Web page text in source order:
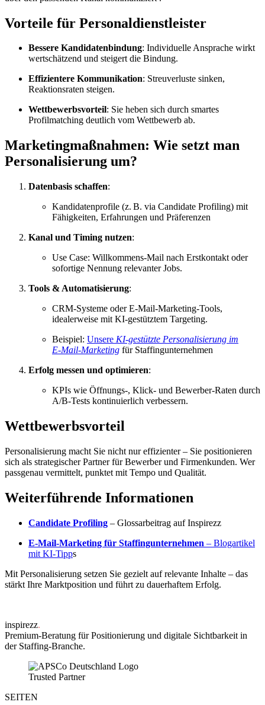
Vorteile für Personaldienstleister
Bessere Kandidatenbindung: Individuelle Ansprache wirkt
wertschätzend und steigert die Bindung.
Effizientere Kommunikation: Streuverluste sinken,
Reaktionsraten steigen.
Wettbewerbsvorteil: Sie heben sich durch smartes
Profilmatching deutlich vom Wettbewerb ab.
Marketingmaßnahmen: Wie setzt man
Personalisierung um?
Datenbasis schaffen:
Kandidaten­profile (z. B. via Candidate Profiling) mit
Fähigkeiten, Erfahrungen und Präferenzen
Kanal und Timing nutzen:
Use Case: Willkommens-Mail nach Erstkontakt oder
sofortige Nennung relevanter Jobs.
Tools & Automatisierung:
CRM‑Systeme oder E‑Mail‑Marketing‑Tools,
idealerweise mit KI‑gestütztem Targeting.
Beispiel: Unsere KI‑gestützte Personalisierung im
E‑Mail‑Marketing für Staffingunternehmen
Erfolg messen und optimieren:
KPIs wie Öffnungs-, Klick- und Bewerber-Raten durch
A/B‑Tests kontinuierlich verbessern.
Wettbewerbsvorteil
Personalisierung macht Sie nicht nur effizienter – Sie positionieren
sich als strategischer Partner für Bewerber und Firmenkunden. Wer
passgenau vermittelt, punktet mit Tempo und Qualität.
Weiterführende Informationen
Candidate Profiling – Glossarbeitrag auf Inspirezz
E‑Mail‑Marketing für Staffingunternehmen – Blogartikel
mit KI‑Tipps
Mit Personalisierung setzen Sie gezielt auf relevante Inhalte – das
stärkt Ihre Marktposition und führt zu dauerhaftem Erfolg.
inspirezz.
Premium-Beratung für Positionierung und digitale Sichtbarkeit in
der Staffing-Branche.
Trusted Partner
SEITEN